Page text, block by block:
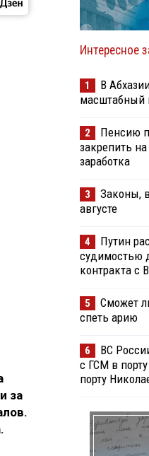
за
Интересное
1
В
масштабный
2
Пенсию
закрепить
заработка
3
Законы,
августе
4
Путин
судимостью
контракта с
5
Сможет
спеть арию
6
ВС
с ГСМ в
порту